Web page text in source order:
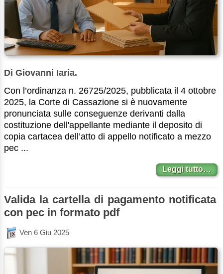
Di Giovanni Iaria.
Con l’ordinanza n. 26725/2025, pubblicata il 4 ottobre
2025, la Corte di Cassazione si è nuovamente
pronunciata sulle conseguenze derivanti dalla
costituzione dell'appellante mediante il deposito di
copia cartacea dell’atto di appello notificato a mezzo
pec ...
Leggi tutto…
Valida la cartella di pagamento notificata
con pec in formato pdf
Ven 6 Giu 2025